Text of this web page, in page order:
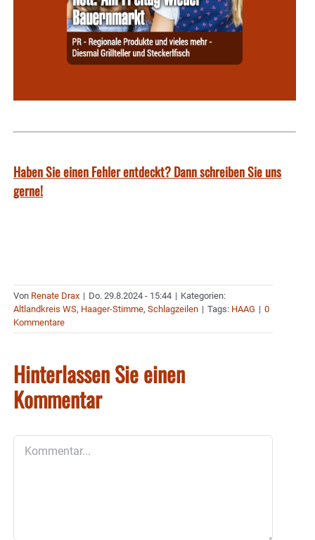
Haben Sie einen Fehler entdeckt? Dann schreiben Sie uns
gerne!
Von Renate Drax | Do. 29.8.2024 - 15:44 | Kategorien:
Altlandkreis WS, Haager-Stimme, Schlagzeilen | Tags: HAAG | 0
Kommentare
Hinterlassen Sie einen
Kommentar